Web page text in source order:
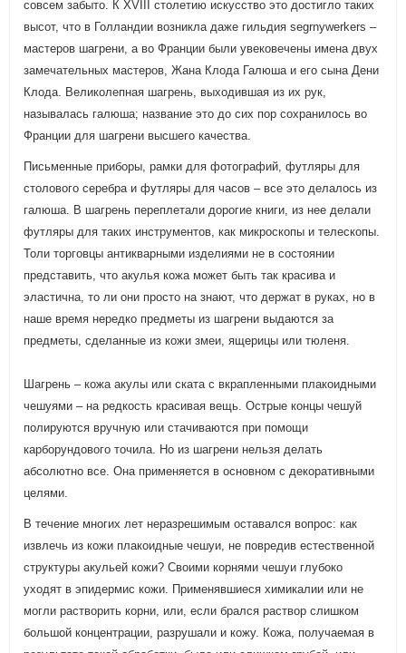
совсем забыто. К XVIII столетию искусство это достигло таких
высот, что в Голландии возникла даже гильдия segrnywerkers –
мастеров шагрени, а во Франции были увековечены имена двух
замечательных мастеров, Жана Клода Галюша и его сына Дени
Клода. Великолепная шагрень, выходившая из их рук,
называлась галюша; название это до сих пор сохранилось во
Франции для шагрени высшего качества.
Письменные приборы, рамки для фотографий, футляры для
столового серебра и футляры для часов – все это делалось из
галюша. В шагрень переплетали дорогие книги, из нее делали
футляры для таких инструментов, как микроскопы и телескопы.
Толи торговцы антикварными изделиями не в состоянии
представить, что акулья кожа может быть так красива и
эластична, то ли они просто на знают, что держат в руках, но в
наше время нередко предметы из шагрени выдаются за
предметы, сделанные из кожи змеи, ящерицы или тюленя.
Шагрень – кожа акулы или ската с вкрапленными плакоидными
чешуями – на редкость красивая вещь. Острые концы чешуй
полируются вручную или стачиваются при помощи
карборундового точила. Но из шагрени нельзя делать
абсолютно все. Она применяется в основном с декоративными
целями.
В течение многих лет неразрешимым оставался вопрос: как
извлечь из кожи плакоидные чешуи, не повредив естественной
структуры акульей кожи? Своими корнями чешуи глубоко
уходят в эпидермис кожи. Применявшиеся химикалии или не
могли растворить корни, или, если брался раствор слишком
большой концентрации, разрушали и кожу. Кожа, получаемая в